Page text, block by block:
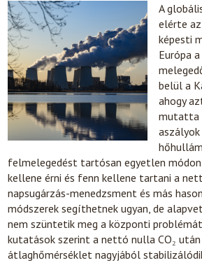
A
elérte
képesti
Európa
belül a
ahogy
mutatta
felmelegedést tartósan egyetlen
kellene érni és fenn kellene tartani a
napsugárzás-menedzsment és más
módszerek segíthetnek ugyan, de
nem szüntetik meg a központi
kutatások szerint a nettó nulla CO₂
átlaghőmérséklet nagyjából